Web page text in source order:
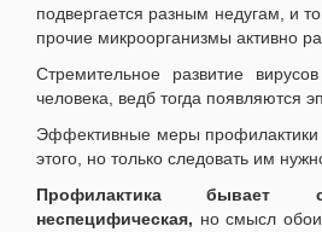
подвергается разным недугам, и
прочие микроорганизмы активно
Стремительное развитие
человека, ведб тогда появляются
Эффективные меры профилактики
этого, но только следовать им
Профилактика бывает
неспецифическая, но смысл